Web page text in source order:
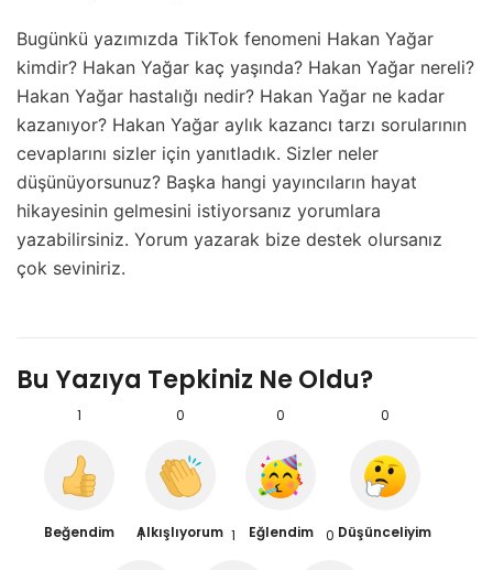
Bugünkü yazımızda TikTok fenomeni Hakan Yağar
kimdir? Hakan Yağar kaç yaşında? Hakan Yağar nereli?
Hakan Yağar hastalığı nedir? Hakan Yağar ne kadar
kazanıyor? Hakan Yağar aylık kazancı tarzı sorularının
cevaplarını sizler için yanıtladık. Sizler neler
düşünüyorsunuz? Başka hangi yayıncıların hayat
hikayesinin gelmesini istiyorsanız yorumlara
yazabilirsiniz. Yorum yazarak bize destek olursanız
çok seviniriz.
Bu Yazıya Tepkiniz Ne Oldu?
1
Beğendim
0
Alkışlıyorum
0
Eğlendim
0
Düşünceliyim
1 1 0